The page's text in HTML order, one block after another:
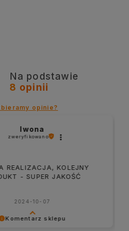
Na podstawie
8 opinii
opinie?
sklepu
Iwona
KOLEJNY
- SUPER JAKOŚĆ
2024-10-07